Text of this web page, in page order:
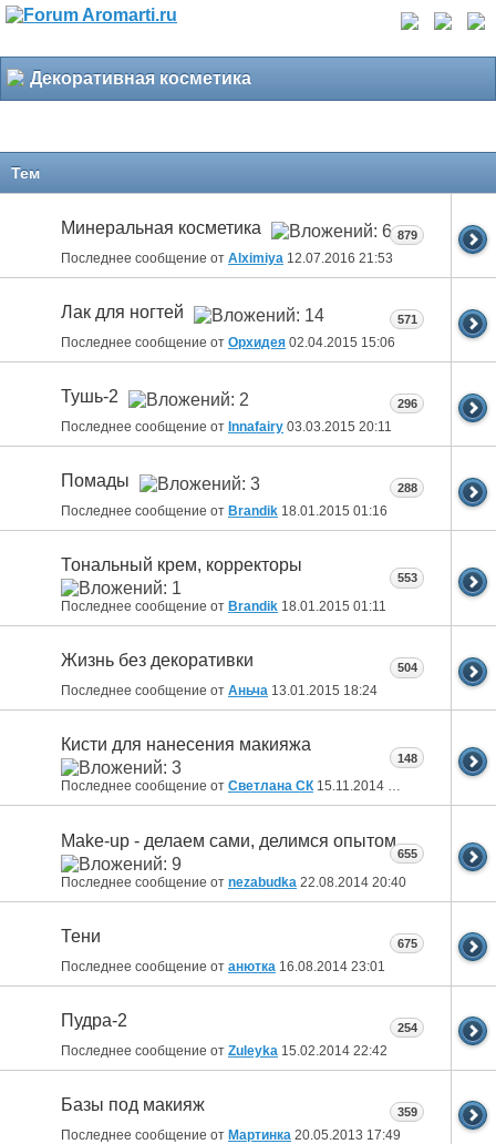
Декоративная косметика
Тем
Минеральная косметика
Последнее сообщение от Alximiya 12.07.2016 21:53
879
Лак для ногтей
Последнее сообщение от Орхидея 02.04.2015 15:06
571
Тушь-2
Последнее сообщение от Innafairy 03.03.2015 20:11
296
Помады
Последнее сообщение от Brandik 18.01.2015 01:16
288
Тональный крем, корректоры
Последнее сообщение от Brandik 18.01.2015 01:11
553
Жизнь без декоративки
Последнее сообщение от Аньча 13.01.2015 18:24
504
Кисти для нанесения макияжа
Последнее сообщение от Светлана СК 15.11.2014 17:22
148
Make-up - делаем сами, делимся опытом
Последнее сообщение от nezabudka 22.08.2014 20:40
655
Тени
Последнее сообщение от анютка 16.08.2014 23:01
675
Пудра-2
Последнее сообщение от Zuleyka 15.02.2014 22:42
254
Базы под макияж
Последнее сообщение от Мартинка 20.05.2013 17:49
359